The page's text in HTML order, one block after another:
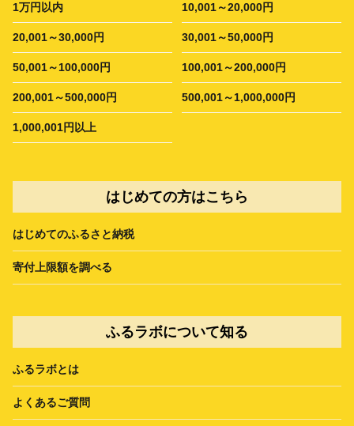
1万円以内 10,001～20,000円
20,001～30,000円 30,001～50,000円
50,001～100,000円 100,001～200,000円
200,001～500,000円 500,001～1,000,000円
1,000,001円以上
はじめての方はこちら
はじめてのふるさと納税
寄付上限額を調べる
ふるラボについて知る
ふるラボとは
よくあるご質問